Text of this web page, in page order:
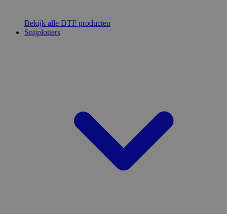
Bekijk alle DTF producten
Snijplotters